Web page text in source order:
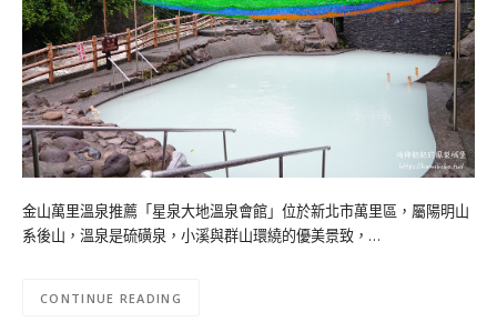
金山萬里溫泉推薦「星泉大地溫泉會館」位於新北市萬里區，屬陽明山
系後山，溫泉是硫磺泉，小溪與群山環繞的優美景致，…
CONTINUE READING